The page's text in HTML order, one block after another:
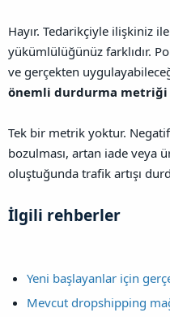
Hayır. Tedarikçiyle ilişkiniz
yükümlülüğünüz farklıdır.
ve gerçekten
önemli durdurma metriği
Tek bir metrik yoktur.
bozulması, artan iade veya
oluştuğunda trafik artışı
İlgili rehberler​
Yeni başlayanlar için
Mevcut dropshipping